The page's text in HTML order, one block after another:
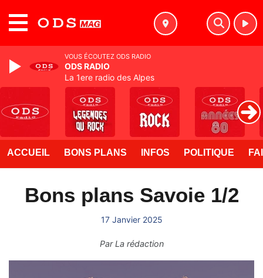
ACCUEIL BONS PLANS INFOS POLITIQUE
Bons plans Savoie 1/2
17 Janvier 2025
ParLa rédaction
VOUS ÉCOUTEZ ODS RADIO
ODS RADIO
La 1ere radio des Alpes